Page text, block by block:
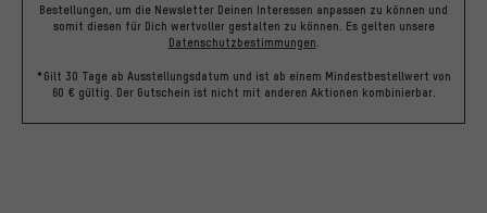
Bestellungen, um die Newsletter Deinen Interessen anpassen zu können und
somit diesen für Dich wertvoller gestalten zu können. Es gelten unsere
Datenschutzbestimmungen.
*Gilt 30 Tage ab Ausstellungsdatum und ist ab einem Mindestbestellwert von
60 € gültig. Der Gutschein ist nicht mit anderen Aktionen kombinierbar.